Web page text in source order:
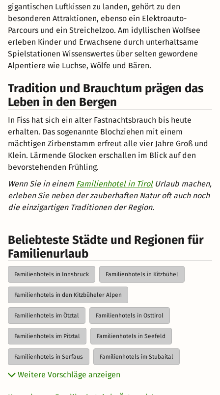
gigantischen Luftkissen zu landen, gehört zu den
besonderen Attraktionen, ebenso ein Elektroauto-
Parcours und ein Streichelzoo. Am idyllischen Wolfsee
erleben Kinder und Erwachsene durch unterhaltsame
Spielstationen Wissenswertes über selten gewordene
Alpentiere wie Luchse, Wölfe und Bären.
Tradition und Brauchtum prägen das
Leben in den Bergen
In Fiss hat sich ein alter Fastnachtsbrauch bis heute
erhalten. Das sogenannte Blochziehen mit einem
mächtigen Zirbenstamm erfreut alle vier Jahre Groß und
Klein. Lärmende Glocken erschallen im Blick auf den
bevorstehenden Frühling.
Wenn Sie in einem Familienhotel in TirolUrlaub machen,
erleben Sie neben der zauberhaften Natur oft auch noch
die einzigartigen Traditionen der Region.
Beliebteste Städte und Regionen für
Familienurlaub
Familienhotels in Innsbruck Familienhotels in Kitzbühel
Familienhotels in den Kitzbüheler Alpen
Familienhotels im Ötztal Familienhotels in Osttirol
Familienhotels im Pitztal Familienhotels in Seefeld
Familienhotels in Serfaus Familienhotels im Stubaital
Familienhotels im Tannheimer Tal
Weitere Vorschläge anzeigen